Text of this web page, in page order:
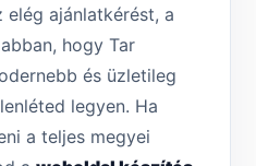
ajánlatkérést, a
hogy Tar
és üzletileg
legyen. Ha
a teljes megyei